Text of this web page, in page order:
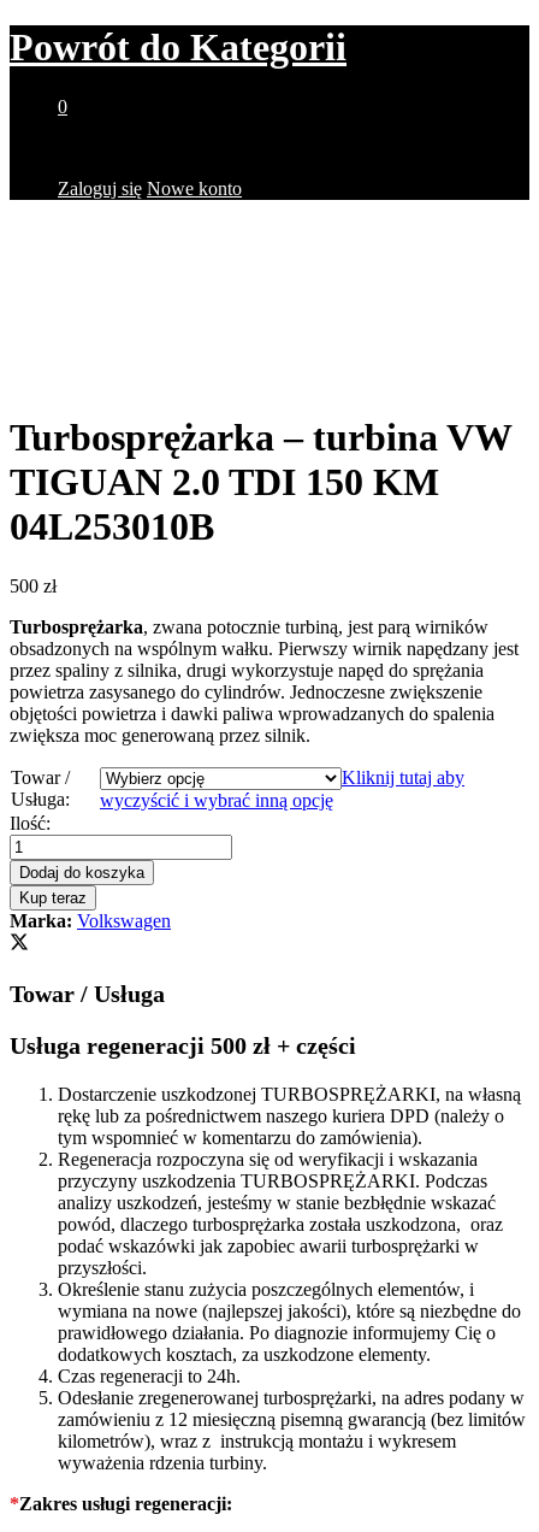
Powrót do Kategorii
0
Zaloguj się Nowe konto
Turbosprężarka – turbina VW
TIGUAN 2.0 TDI 150 KM
04L253010B
500 zł
Turbosprężarka, zwana potocznie turbiną, jest parą wirników
obsadzonych na wspólnym wałku. Pierwszy wirnik napędzany jest
przez spaliny z silnika, drugi wykorzystuje napęd do sprężania
powietrza zasysanego do cylindrów. Jednoczesne zwiększenie
objętości powietrza i dawki paliwa wprowadzanych do spalenia
zwiększa moc generowaną przez silnik.
Towar /
Usługa:
Kliknij tutaj aby
wyczyścić i wybrać inną opcję
Turbosprężarka
turbina
VW
TIGUAN
2.0
TDI
KM
quantity
Ilość:
Dodaj do koszyka
Kup teraz
Marka: Volkswagen
Towar / Usługa
Usługa regeneracji 500 zł + części
Dostarczenie uszkodzonej TURBOSPRĘŻARKI, na własną
rękę lub za pośrednictwem naszego kuriera DPD (należy o
tym wspomnieć w komentarzu do zamówienia).
Regeneracja rozpoczyna się od weryfikacji i wskazania
przyczyny uszkodzenia TURBOSPRĘŻARKI. Podczas
analizy uszkodzeń, jesteśmy w stanie bezbłędnie wskazać
powód, dlaczego turbosprężarka została uszkodzona, oraz
podać wskazówki jak zapobiec awarii turbosprężarki w
przyszłości.
Określenie stanu zużycia poszczególnych elementów, i
wymiana na nowe (najlepszej jakości), które są niezbędne do
prawidłowego działania. Po diagnozie informujemy Cię o
dodatkowych kosztach, za uszkodzone elementy.
Czas regeneracji to 24h.
Odesłanie zregenerowanej turbosprężarki, na adres podany w
zamówieniu z 12 miesięczną pisemną gwarancją (bez limitów
kilometrów), wraz z instrukcją montażu i wykresem
wyważenia rdzenia turbiny.
*Zakres usługi regeneracji: